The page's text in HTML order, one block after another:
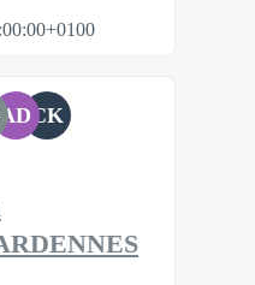
AD CK